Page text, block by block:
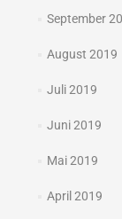
September
August 2019
Juli 2019
Juni 2019
Mai 2019
April 2019